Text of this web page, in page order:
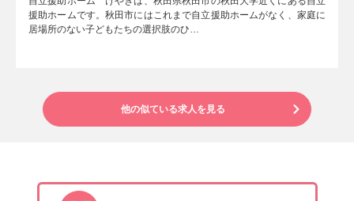
援助ホームです。秋田市にはこれまで自立援助ホームがなく、家庭に
居場所のない子どもたちの選択肢のひ…
他の似ている求人を見る